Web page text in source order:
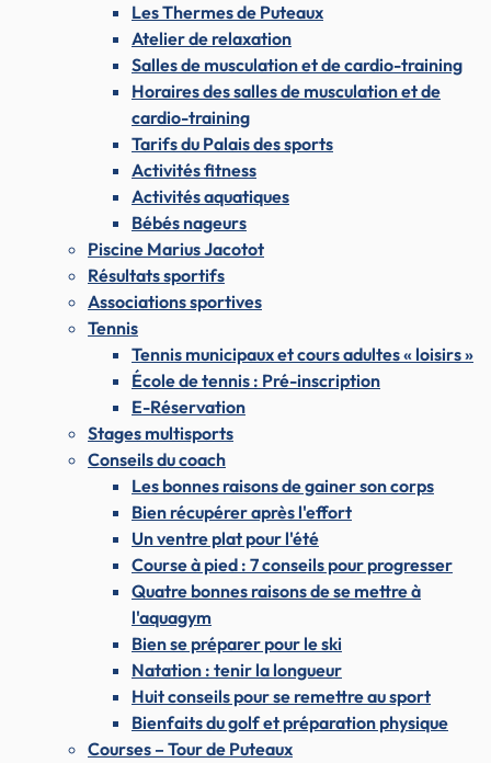
Les Thermes de Puteaux
Atelier de relaxation
Salles de musculation et de cardio-training
Horaires des salles de musculation et de
cardio-training
Tarifs du Palais des sports
Activités fitness
Activités aquatiques
Bébés nageurs
Piscine Marius Jacotot
Résultats sportifs
Associations sportives
Tennis
Tennis municipaux et cours adultes « loisirs »
École de tennis : Pré-inscription
E-Réservation
Stages multisports
Conseils du coach
Les bonnes raisons de gainer son corps
Bien récupérer après l'effort
Un ventre plat pour l'été
Course à pied : 7 conseils pour progresser
Quatre bonnes raisons de se mettre à
l'aquagym
Bien se préparer pour le ski
Natation : tenir la longueur
Huit conseils pour se remettre au sport
Bienfaits du golf et préparation physique
Courses – Tour de Puteaux